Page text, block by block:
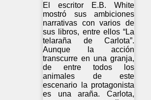
El escritor E.B. White
mostró sus ambiciones
narrativas con varios de
sus libros, entre ellos “La
telaraña de Carlota”.
Aunque la acción
transcurre en una granja,
de entre todos los
animales de este
escenario la protagonista
es una araña. Carlota,